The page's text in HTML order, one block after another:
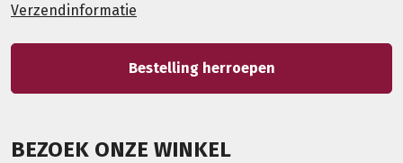
Verzendinformatie
Bestelling herroepen
BEZOEK ONZE WINKEL